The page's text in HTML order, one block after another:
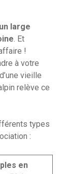
large
. Et
!
à votre
vieille
relève ce
types
:
en